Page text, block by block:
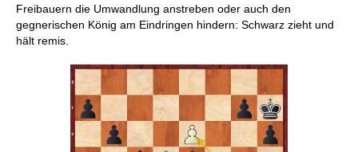
Freibauern die Umwandlung anstreben oder auch den
gegnerischen König am Eindringen hindern: Schwarz zieht und
hält remis.